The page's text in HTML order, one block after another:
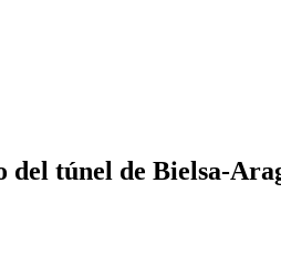
túnel de Bielsa-